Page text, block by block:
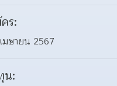
ร:
ษายน 2567
น: